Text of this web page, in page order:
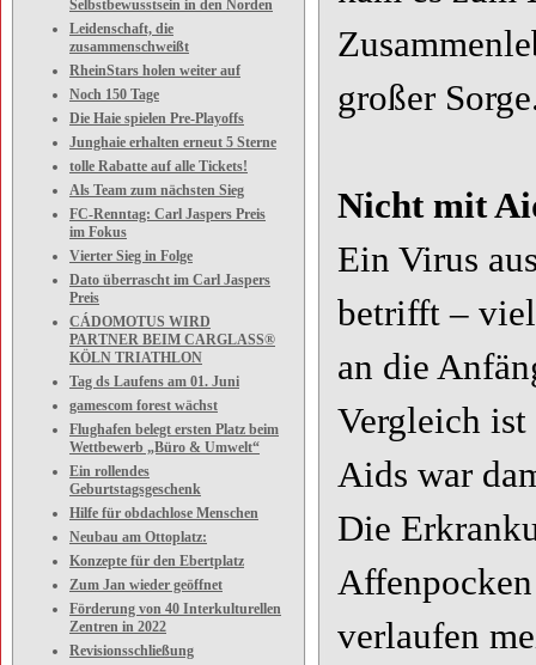
Selbstbewusstsein in den Norden
Leidenschaft, die
zusammenschweißt
RheinStars holen weiter auf
Noch 150 Tage
Die Haie spielen Pre-Playoffs
Junghaie erhalten erneut 5 Sterne
tolle Rabatte auf alle Tickets!
Als Team zum nächsten Sieg
FC-Renntag: Carl Jaspers Preis
im Fokus
Vierter Sieg in Folge
Dato überrascht im Carl Jaspers
Preis
CÁDOMOTUS WIRD
PARTNER BEIM CARGLASS®
KÖLN TRIATHLON
Tag ds Laufens am 01. Juni
gamescom forest wächst
Flughafen belegt ersten Platz beim
Wettbewerb „Büro & Umwelt“
Ein rollendes
Geburtstagsgeschenk
Hilfe für obdachlose Menschen
Neubau am Ottoplatz:
Konzepte für den Ebertplatz
Zum Jan wieder geöffnet
Förderung von 40 Interkulturellen
Zentren in 2022
Revisionsschließung
großer
Nicht mit
Ein Virus
betrifft –
an die
Vergleich
Aids war
Die
verlaufen